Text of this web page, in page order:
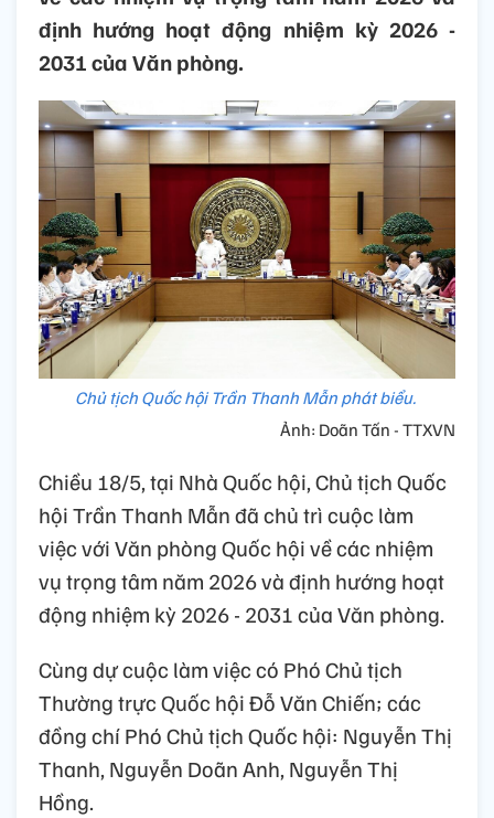
định hướng hoạt động nhiệm kỳ 2026 -
2031 của Văn phòng.
Chủ tịch Quốc hội Trần Thanh Mẫn phát biểu.
Ảnh: Doãn Tấn - TTXVN
Chiều 18/5, tại Nhà Quốc hội, Chủ tịch Quốc
hội Trần Thanh Mẫn đã chủ trì cuộc làm
việc với Văn phòng Quốc hội về các nhiệm
vụ trọng tâm năm 2026 và định hướng hoạt
động nhiệm kỳ 2026 - 2031 của Văn phòng.
Cùng dự cuộc làm việc có Phó Chủ tịch
Thường trực Quốc hội Đỗ Văn Chiến; các
đồng chí Phó Chủ tịch Quốc hội: Nguyễn Thị
Thanh, Nguyễn Doãn Anh, Nguyễn Thị
Hồng.